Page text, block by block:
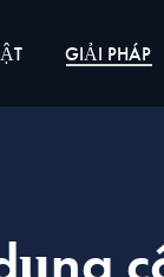
GIẢI PHÁP